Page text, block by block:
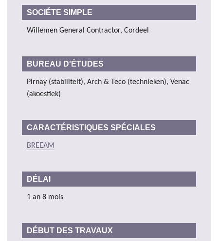
SOCIÉTE SIMPLE
Willemen General Contractor, Cordeel
BUREAU D'ÉTUDES
Pirnay (stabiliteit), Arch & Teco (technieken), Venac
(akoestiek)
CARACTÉRISTIQUES SPÉCIALES
BREEAM
DÉLAI
1 an 8 mois
DÉBUT DES TRAVAUX